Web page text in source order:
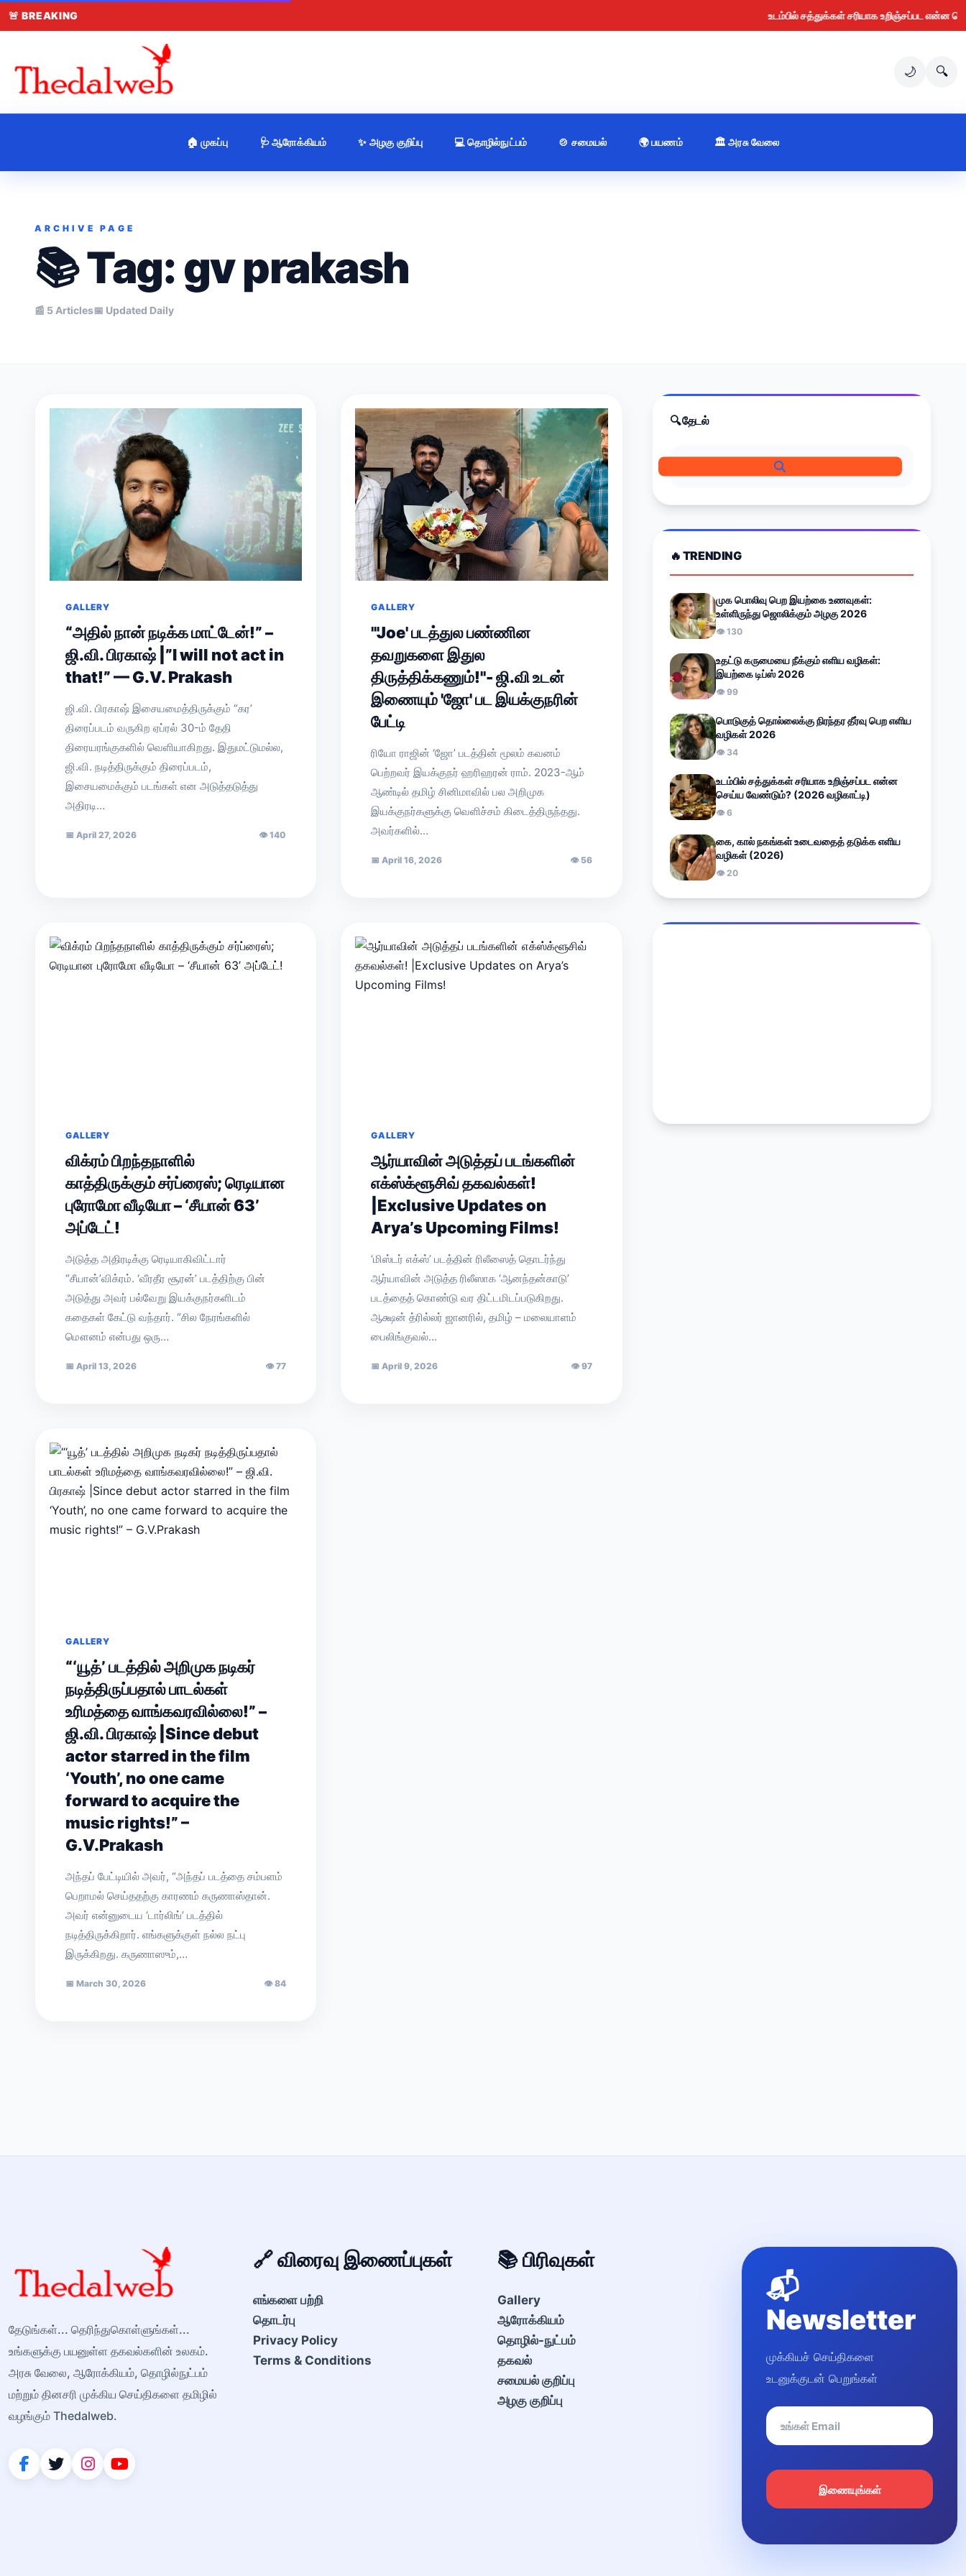
🚨BREAKING உடம்பில் சத்துக்கள் சரியாக உறிஞ்சப்பட என்ன செய்ய
🌙 🔍
🏠 முகப்பு 🩺 ஆரோக்கியம் ✨ அழகு குறிப்பு 💻 தொழில்நுட்பம் 🍲 சமையல் 🌍 பயணம் 🏛️ அரசு வேலை
ARCHIVE PAGE
📚 Tag:gv prakash
📰 5 Articles📅 Updated Daily
GALLERY
“அதில் நான் நடிக்க மாட்டேன்!” –
ஜி.வி. பிரகாஷ் |”I will not act in
that!” — G.V. Prakash
ஜி.வி. பிரகாஷ் இசையமைத்திருக்கும் “கர’
திரைப்படம் வருகிற ஏப்ரல் 30-ம் தேதி
திரையரங்குகளில் வெளியாகிறது. இதுமட்டுமல்ல,
ஜி.வி. நடித்திருக்கும் திரைப்படம்,
இசையமைக்கும் படங்கள் என அடுத்தடுத்து
அதிரடி…
📅 April 27, 2026 👁140
GALLERY
'''Joe' படத்துல பண்ணின
தவறுகளை இதுல
திருத்திக்கணும்!"- ஜி.வி உடன்
இணையும் 'ஜோ' பட இயக்குநரின்
பேட்டி
ரியோ ராஜின் ‘ஜோ’ படத்தின் மூலம் கவனம்
பெற்றவர் இயக்குநர் ஹரிஹரன் ராம். 2023-ஆம்
ஆண்டில் தமிழ் சினிமாவில் பல அறிமுக
இயக்குநர்களுக்கு வெளிச்சம் கிடைத்திருந்தது.
அவர்களில்…
📅 April 16, 2026 👁56
GALLERY
விக்ரம் பிறந்தநாளில்
காத்திருக்கும் சர்ப்ரைஸ்; ரெடியான
புரோமோ வீடியோ – ‘சீயான் 63’
அப்டேட்!
அடுத்த அதிரடிக்கு ரெடியாகிவிட்டார்
“சீயான்’விக்ரம். ‘வீரதீர சூரன்’ படத்திற்கு பின்
அடுத்து அவர் பல்வேறு இயக்குநர்களிடம்
கதைகள் கேட்டு வந்தார். “சில நேரங்களில்
மௌனம் என்பது ஒரு…
📅 April 13, 2026 👁77
GALLERY
ஆர்யாவின் அடுத்தப் படங்களின்
எக்ஸ்க்ளூசிவ் தகவல்கள்!
|Exclusive Updates on
Arya’s Upcoming Films!
‘மிஸ்டர் எக்ஸ்’ படத்தின் ரிலீஸைத் தொடர்ந்து
ஆர்யாவின் அடுத்த ரிலீஸாக ‘ஆனந்தன்காடு’
படத்தைத் கொண்டு வர திட்டமிடப்படுகிறது.
ஆக்ஷன் த்ரில்லர் ஜானரில், தமிழ் – மலையாளம்
பைலிங்குவல்…
📅 April 9, 2026 👁97
GALLERY
“‘யூத்’ படத்தில் அறிமுக நடிகர்
நடித்திருப்பதால் பாடல்கள்
உரிமத்தை வாங்கவரவில்லை!” –
ஜி.வி. பிரகாஷ் |Since debut
actor starred in the film
‘Youth’, no one came
forward to acquire the
music rights!” –
G.V.Prakash
அந்தப் பேட்டியில் அவர், “அந்தப் படத்தை சம்பளம்
பெறாமல் செய்ததற்கு காரணம் கருணாஸ்தான்.
அவர் என்னுடைய ‘டார்லிங்’ படத்தில்
நடித்திருக்கிறார். எங்களுக்குள் நல்ல நட்பு
இருக்கிறது. கருணாஸும்,…
📅 March 30, 2026 👁84
🔍 தேடல்
🔥 TRENDING
முக பொலிவு பெற இயற்கை உணவுகள்:
உள்ளிருந்து ஜொலிக்கும் அழகு 2026
👁 130
உதட்டு கருமையை நீக்கும் எளிய வழிகள்:
இயற்கை டிப்ஸ் 2026
👁 99
பொடுகுத் தொல்லைக்கு நிரந்தர தீர்வு பெற எளிய
வழிகள் 2026
👁 34
உடம்பில் சத்துக்கள் சரியாக உறிஞ்சப்பட என்ன
செய்ய வேண்டும்? (2026 வழிகாட்டி)
👁 6
கை, கால் நகங்கள் உடைவதைத் தடுக்க எளிய
வழிகள் (2026)
👁 20
தேடுங்கள்... தெரிந்துகொள்ளுங்கள்...
உங்களுக்கு பயனுள்ள தகவல்களின் உலகம்.
அரசு வேலை, ஆரோக்கியம், தொழில்நுட்பம்
மற்றும் தினசரி முக்கிய செய்திகளை தமிழில்
வழங்கும் Thedalweb.
🔗 விரைவு இணைப்புகள்
எங்களை பற்றி
தொடர்பு
Privacy Policy
Terms & Conditions
📚 பிரிவுகள்
Gallery
ஆரோக்கியம்
தொழில்-நுட்பம்
தகவல்
சமையல் குறிப்பு
அழகு குறிப்பு
📬
Newsletter
முக்கியச் செய்திகளை
உடனுக்குடன் பெறுங்கள்
இணையுங்கள்